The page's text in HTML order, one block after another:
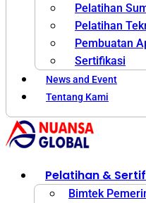
Pelatihan
Pelatihan
Pembuatan
Sertifikasi
News and Event
Tentang Kami
Pelatihan &
Bimtek